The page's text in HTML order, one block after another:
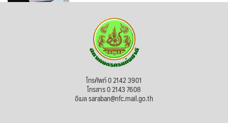
โทรศัพท์ 0 2142 3901
โทรสาร 0 2143 7608
อีเมล saraban@nfc.mail.go.th